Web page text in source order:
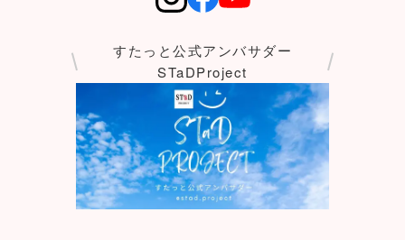
すたっと公式アンバサダー
STaDProject